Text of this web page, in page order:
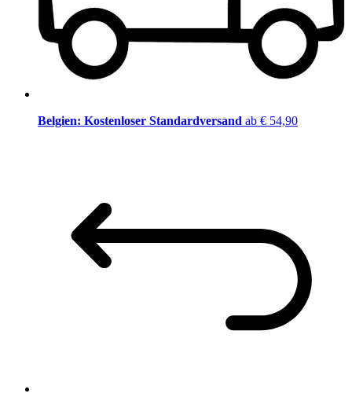
Belgien: Kostenloser Standardversand ab € 54,90